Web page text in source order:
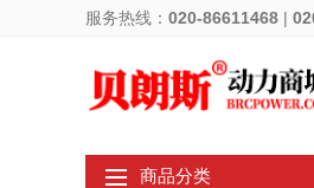
服务热线： 020-86611468 |
商品分类